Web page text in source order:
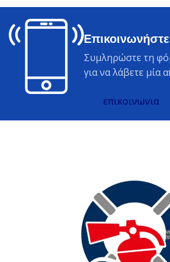
Συμληρώστε τη
για να λάβετε μία
επικοινωνια